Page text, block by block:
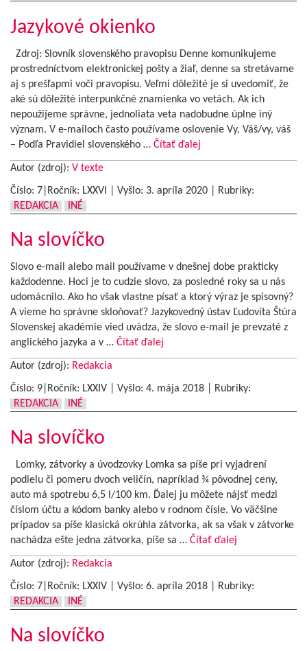
Jazykové okienko
Zdroj: Slovník slovenského pravopisu Denne komunikujeme
prostredníctvom elektronickej pošty a žiaľ, denne sa stretávame
aj s prešľapmi voči pravopisu. Veľmi dôležité je si uvedomiť, že
aké sú dôležité interpunkčné znamienka vo vetách. Ak ich
nepoužijeme správne, jednoliata veta nadobudne úplne iný
význam. V e-mailoch často používame oslovenie Vy, Váš/vy, váš
– Podľa Pravidiel slovenského … Čítať ďalej
Autor (zdroj): V texte
Číslo: 7|Ročník: LXXVI | Vyšlo: 3. apríla 2020
Rubriky:
REDAKCIA
INÉ
Na slovíčko
Slovo e-mail alebo mail používame v dnešnej dobe prakticky
každodenne. Hoci je to cudzie slovo, za posledné roky sa u nás
udomácnilo. Ako ho však vlastne písať a ktorý výraz je spisovný?
A vieme ho správne skloňovať? Jazykovedný ústav Ľudovíta Štúra
Slovenskej akadémie vied uvádza, že slovo e-mail je prevzaté z
anglického jazyka a v … Čítať ďalej
Autor (zdroj): Redakcia
Číslo: 9|Ročník: LXXIV | Vyšlo: 4. mája 2018
Rubriky:
REDAKCIA
INÉ
Na slovíčko
Lomky, zátvorky a úvodzovky Lomka sa píše pri vyjadrení
podielu či pomeru dvoch veličín, napríklad ¾ pôvodnej ceny,
auto má spotrebu 6,5 l/100 km. Ďalej ju môžete nájsť medzi
číslom účtu a kódom banky alebo v rodnom čísle. Vo väčšine
prípadov sa píše klasická okrúhla zátvorka, ak sa však v zátvorke
nachádza ešte jedna zátvorka, píše sa … Čítať ďalej
Autor (zdroj): Redakcia
Číslo: 7|Ročník: LXXIV | Vyšlo: 6. apríla 2018
Rubriky:
REDAKCIA
INÉ
Na slovíčko